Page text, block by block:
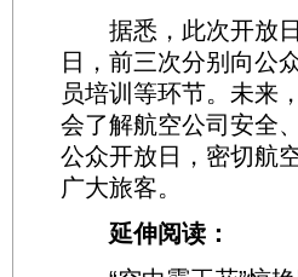
据悉，此次开放日
日，前三次分别向公
员培训等环节。未来
会了解航空公司安全
公众开放日，密切航
广大旅客。
延伸阅读：